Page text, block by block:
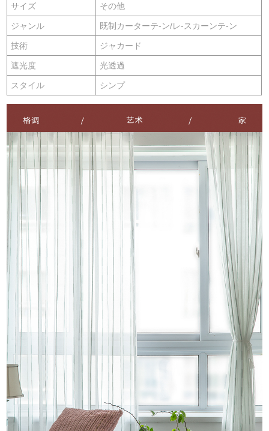
サイズ その他
ジャンル 既制カーターテ-ン/レ-スカーンテ-ン
技術 ジャカード
遮光度 光透過
スタイル シンプ